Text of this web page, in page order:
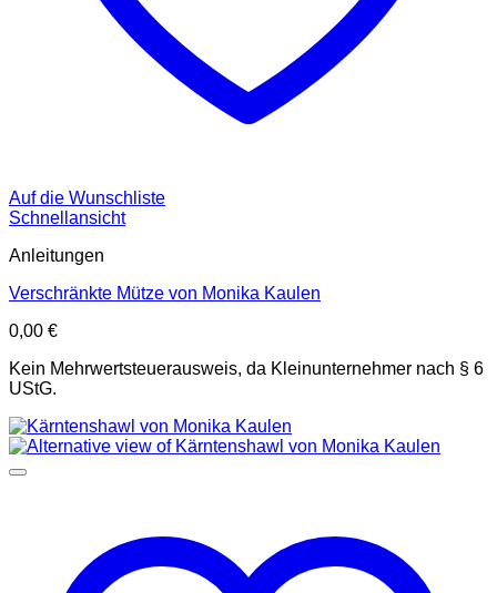
Auf die Wunschliste
Schnellansicht
Anleitungen
Verschränkte Mütze von Monika Kaulen
0,00 €
Kein Mehrwertsteuerausweis, da Kleinunternehmer nach § 6
UStG.